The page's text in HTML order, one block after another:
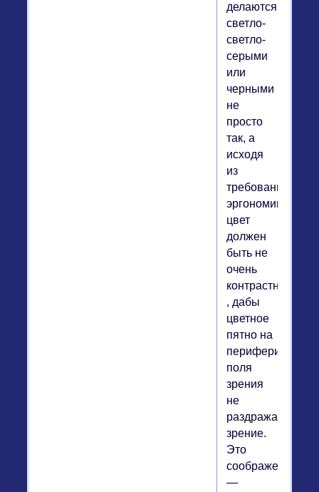
делаются
светло-
светло-
серыми
или
черными
не
просто
так, а
исходя
из
требований
эргономики:
цвет
должен
быть не
очень
контрастным
, дабы
цветное
пятно на
периферии
поля
зрения
не
раздражало
зрение.
Это
соображение
—